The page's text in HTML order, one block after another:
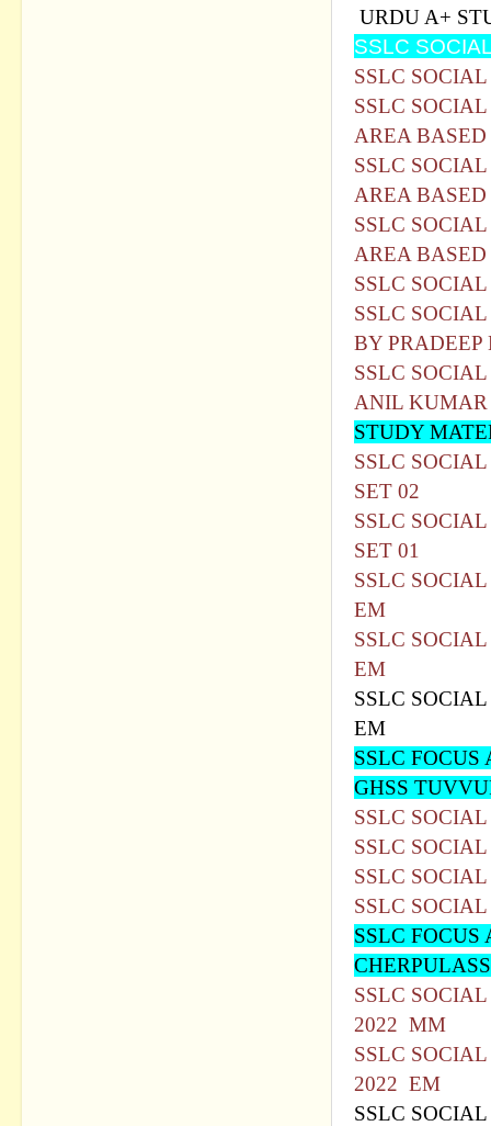
URDU A+
SSLC
SSLC
SSLC
AREA
SSLC
AREA
SSLC
AREA
SSLC
SSLC
BY PRADEEP
SSLC
ANIL KUMAR
STUDY
SSLC
SET 02
SSLC
SET 01
SSLC
EM
SSLC
EM
SSLC
EM
SSLC
GHSS
SSLC
SSLC
SSLC
SSLC
SSLC FOCUS
SSLC
2022 MM
SSLC
2022 EM
SSLC